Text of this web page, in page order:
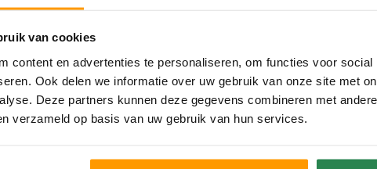
van cookies
content en advertenties te personaliseren, om functies voor
Ook delen we informatie over uw gebruik van onze site met
Deze partners kunnen deze gegevens combineren met
verzameld op basis van uw gebruik van hun services.
LAATSTE NIEUWS
BLOG: LUIS IN KANTOORPLANTEN – ZO
augustus 7, 2026